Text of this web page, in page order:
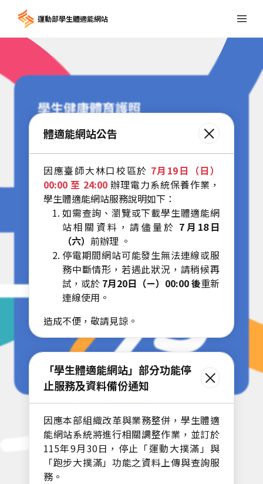
運動部學生體適能網站
學生健康體育護照
Health and
Sports
Passport
登入護照
體適能網站公告
因應臺師大林口校區於 7月19日（日）
00:00 至 24:00 辦理電力系統保養作業，
學生體適能網站服務說明如下：
如需查詢、瀏覽或下載學生體適能網
站相關資料，請儘量於 7月18日
（六） 前辦理 。
停電期間網站可能發生無法連線或服
務中斷情形，若遇此狀況，請稍候再
試，或於 7月20日（ㄧ）00:00 後重新
連線使用。
造成不便，敬請見諒。
「學生體適能網站」部分功能停
止服務及資料備份通知
因應本部組織改革與業務整併，學生體適
能網站系統將進行相關調整作業，並訂於
115年9月30日，停止「運動大撲滿」與
「跑步大撲滿」功能之資料上傳與查詢服
務。